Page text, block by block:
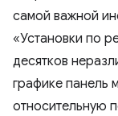
самой важной
«Установки по
десятков
графике панель
относительную